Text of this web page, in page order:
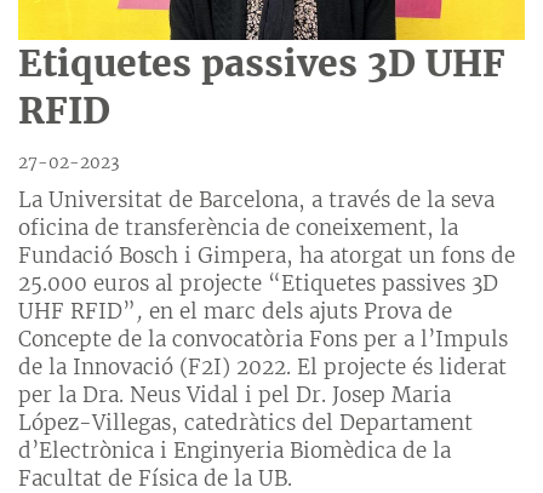
Etiquetes passives 3D UHF
RFID
27-02-2023
La Universitat de Barcelona, a través de la seva
oficina de transferència de coneixement, la
Fundació Bosch i Gimpera, ha atorgat un fons de
25.000 euros al projecte “Etiquetes passives 3D
UHF RFID”, en el marc dels ajuts Prova de
Concepte de la convocatòria Fons per a l’Impuls
de la Innovació (F2I) 2022. El projecte és liderat
per la Dra. Neus Vidal i pel Dr. Josep Maria
López-Villegas, catedràtics del Departament
d’Electrònica i Enginyeria Biomèdica de la
Facultat de Física de la UB.